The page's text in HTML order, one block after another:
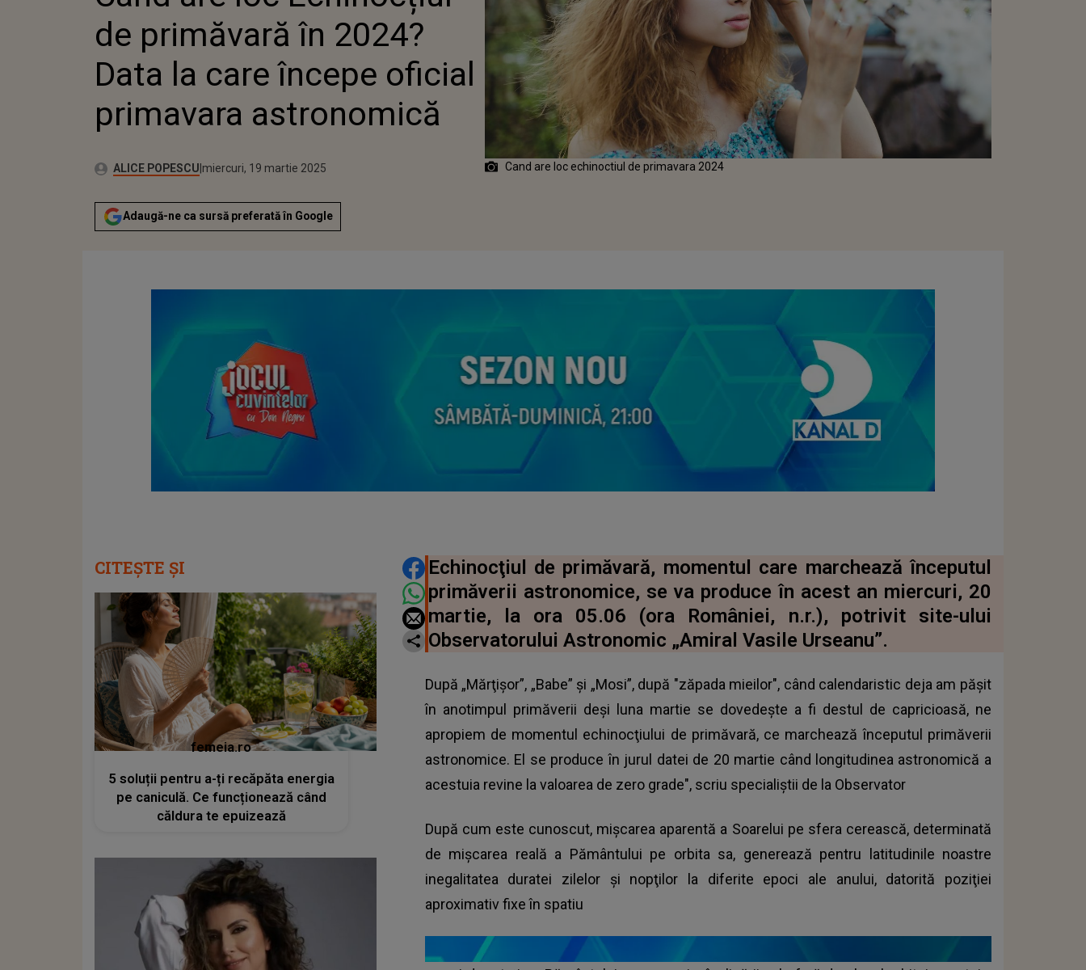
PRIMAVARA ASTRONOMICĂ
de primăvară în 2024?
Data la care începe oficial
primavara astronomică
Autor:ALICE POPESCUPublicat:
marți, 19 martie 2024
Actualizat:
miercuri, 19 martie 2025
Adaugă-ne ca sursă preferată în Google
Cand are loc echinoctiul de primavara 2024
DISTRIBUIE ARTICOLUL
Echinocţiul de primăvară, momentul care marchează începutul
primăverii astronomice, se va produce în acest an miercuri, 20
martie, la ora 05.06 (ora României, n.r.), potrivit site-ului
Observatorului Astronomic „Amiral Vasile Urseanu”.
După „Mărţişor”, „Babe” şi „Mosi”, după "zăpada mieilor", când calendaristic deja am păşit
în anotimpul primăverii deşi luna martie se dovedeşte a fi destul de capricioasă, ne
apropiem de momentul echinocţiului de primăvară, ce marchează începutul primăverii
astronomice. El se produce în jurul datei de 20 martie când longitudinea astronomică a
acestuia revine la valoarea de zero grade", scriu specialiştii de la Observator
După cum este cunoscut, mişcarea aparentă a Soarelui pe sfera cerească, determinată
de mişcarea reală a Pământului pe orbita sa, generează pentru latitudinile noastre
inegalitatea duratei zilelor şi nopţilor la diferite epoci ale anului, datorită poziţiei
aproximativ fixe în spatiu
CITEȘTE ȘI
femeia.ro
5 soluții pentru a-ți recăpăta energia
pe caniculă. Ce funcționează când
căldura te epuizează